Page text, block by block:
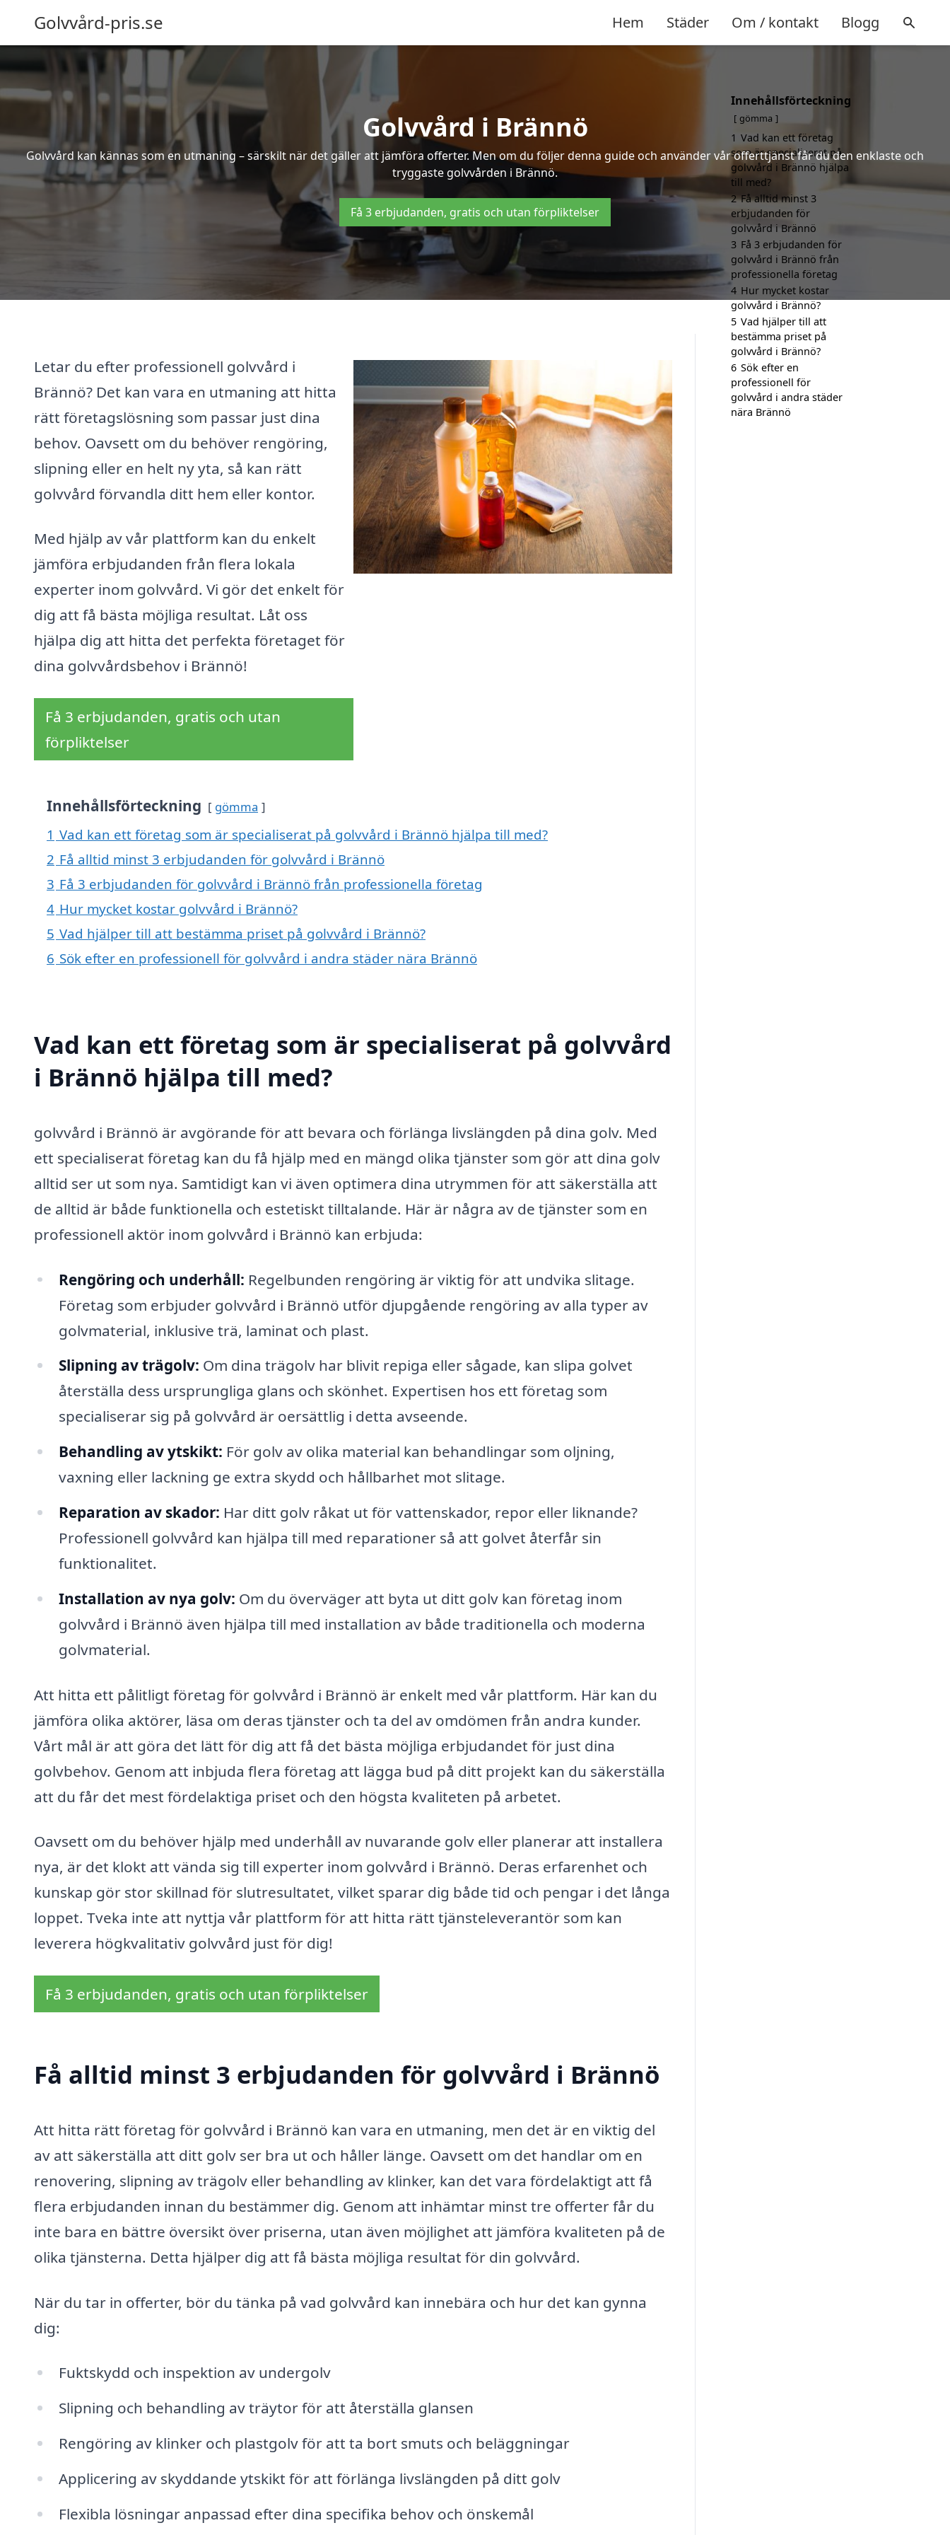
Golvvård-pris.se Hem Städer Om / kontakt Blogg
Golvvård i Brännö
Golvvård kan kännas som en utmaning – särskilt när det gäller att jämföra offerter. Men om du följer denna guide och använder vår offerttjänst får du den enklaste och
tryggaste golvvården i Brännö.
Få 3 erbjudanden, gratis och utan förpliktelser
Letar du efter professionell golvvård i
Brännö? Det kan vara en utmaning att hitta
rätt företagslösning som passar just dina
behov. Oavsett om du behöver rengöring,
slipning eller en helt ny yta, så kan rätt
golvvård förvandla ditt hem eller kontor.
Med hjälp av vår plattform kan du enkelt
jämföra erbjudanden från flera lokala
experter inom golvvård. Vi gör det enkelt för
dig att få bästa möjliga resultat. Låt oss
hjälpa dig att hitta det perfekta företaget för
dina golvvårdsbehov i Brännö!
Få 3 erbjudanden, gratis och utan
förpliktelser
Innehållsförteckning gömma
1 Vad kan ett företag som är specialiserat på golvvård i Brännö hjälpa till med?
2 Få alltid minst 3 erbjudanden för golvvård i Brännö
3 Få 3 erbjudanden för golvvård i Brännö från professionella företag
4 Hur mycket kostar golvvård i Brännö?
5 Vad hjälper till att bestämma priset på golvvård i Brännö?
6 Sök efter en professionell för golvvård i andra städer nära Brännö
Vad kan ett företag som är specialiserat på golvvård
i Brännö hjälpa till med?
golvvård i Brännö är avgörande för att bevara och förlänga livslängden på dina golv. Med
ett specialiserat företag kan du få hjälp med en mängd olika tjänster som gör att dina golv
alltid ser ut som nya. Samtidigt kan vi även optimera dina utrymmen för att säkerställa att
de alltid är både funktionella och estetiskt tilltalande. Här är några av de tjänster som en
professionell aktör inom golvvård i Brännö kan erbjuda:
Rengöring och underhåll: Regelbunden rengöring är viktig för att undvika slitage.
Företag som erbjuder golvvård i Brännö utför djupgående rengöring av alla typer av
golvmaterial, inklusive trä, laminat och plast.
Slipning av trägolv: Om dina trägolv har blivit repiga eller sågade, kan slipa golvet
återställa dess ursprungliga glans och skönhet. Expertisen hos ett företag som
specialiserar sig på golvvård är oersättlig i detta avseende.
Behandling av ytskikt: För golv av olika material kan behandlingar som oljning,
vaxning eller lackning ge extra skydd och hållbarhet mot slitage.
Reparation av skador: Har ditt golv råkat ut för vattenskador, repor eller liknande?
Professionell golvvård kan hjälpa till med reparationer så att golvet återfår sin
funktionalitet.
Installation av nya golv: Om du överväger att byta ut ditt golv kan företag inom
golvvård i Brännö även hjälpa till med installation av både traditionella och moderna
golvmaterial.
Att hitta ett pålitligt företag för golvvård i Brännö är enkelt med vår plattform. Här kan du
jämföra olika aktörer, läsa om deras tjänster och ta del av omdömen från andra kunder.
Vårt mål är att göra det lätt för dig att få det bästa möjliga erbjudandet för just dina
golvbehov. Genom att inbjuda flera företag att lägga bud på ditt projekt kan du säkerställa
att du får det mest fördelaktiga priset och den högsta kvaliteten på arbetet.
Oavsett om du behöver hjälp med underhåll av nuvarande golv eller planerar att installera
nya, är det klokt att vända sig till experter inom golvvård i Brännö. Deras erfarenhet och
kunskap gör stor skillnad för slutresultatet, vilket sparar dig både tid och pengar i det långa
loppet. Tveka inte att nyttja vår plattform för att hitta rätt tjänsteleverantör som kan
leverera högkvalitativ golvvård just för dig!
Få 3 erbjudanden, gratis och utan förpliktelser
Få alltid minst 3 erbjudanden för golvvård i Brännö
Att hitta rätt företag för golvvård i Brännö kan vara en utmaning, men det är en viktig del
av att säkerställa att ditt golv ser bra ut och håller länge. Oavsett om det handlar om en
renovering, slipning av trägolv eller behandling av klinker, kan det vara fördelaktigt att få
flera erbjudanden innan du bestämmer dig. Genom att inhämtar minst tre offerter får du
inte bara en bättre översikt över priserna, utan även möjlighet att jämföra kvaliteten på de
olika tjänsterna. Detta hjälper dig att få bästa möjliga resultat för din golvvård.
När du tar in offerter, bör du tänka på vad golvvård kan innebära och hur det kan gynna
dig:
Fuktskydd och inspektion av undergolv
Slipning och behandling av träytor för att återställa glansen
Rengöring av klinker och plastgolv för att ta bort smuts och beläggningar
Applicering av skyddande ytskikt för att förlänga livslängden på ditt golv
Flexibla lösningar anpassad efter dina specifika behov och önskemål
Innehållsförteckning
gömma
1 Vad kan ett företag
som är specialiserat på
golvvård i Brännö hjälpa
till med?
2 Få alltid minst 3
erbjudanden för
golvvård i Brännö
3 Få 3 erbjudanden för
golvvård i Brännö från
professionella företag
4 Hur mycket kostar
golvvård i Brännö?
5 Vad hjälper till att
bestämma priset på
golvvård i Brännö?
6 Sök efter en
professionell för
golvvård i andra städer
nära Brännö